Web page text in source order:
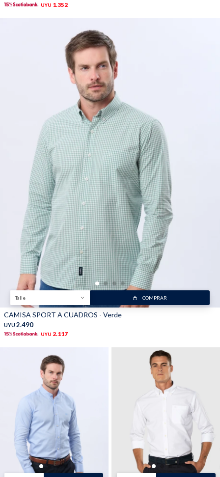
UYU 1.352
Talle COMPRAR
CAMISA SPORT A CUADROS - Verde
UYU 2.490
UYU 2.117